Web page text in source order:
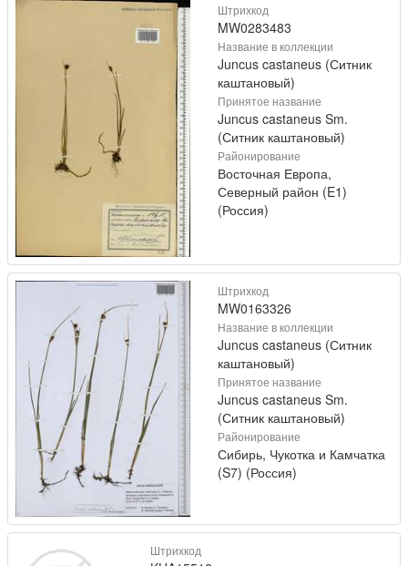
Штрихкод
MW0283483
Название в коллекции
Juncus castaneus (Ситник
каштановый)
Принятое название
Juncus castaneus Sm.
(Ситник каштановый)
Районирование
Восточная Европа,
Северный район (E1)
(Россия)
Штрихкод
MW0163326
Название в коллекции
Juncus castaneus (Ситник
каштановый)
Принятое название
Juncus castaneus Sm.
(Ситник каштановый)
Районирование
Сибирь, Чукотка и Камчатка
(S7) (Россия)
Штрихкод